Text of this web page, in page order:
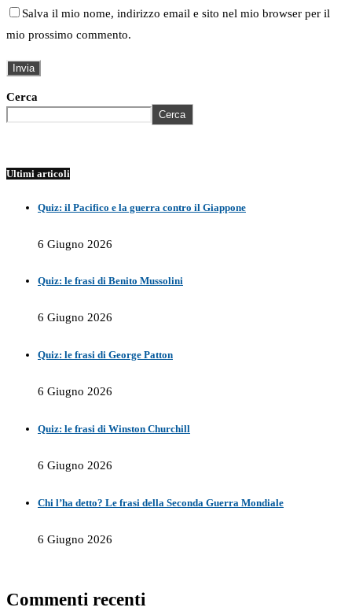
Salva il mio nome, indirizzo email e sito nel mio browser per il
mio prossimo commento.
Cerca
Cerca
Ultimi articoli
Quiz: il Pacifico e la guerra contro il Giappone
6 Giugno 2026
Quiz: le frasi di Benito Mussolini
6 Giugno 2026
Quiz: le frasi di George Patton
6 Giugno 2026
Quiz: le frasi di Winston Churchill
6 Giugno 2026
Chi l’ha detto? Le frasi della Seconda Guerra Mondiale
6 Giugno 2026
Commenti recenti